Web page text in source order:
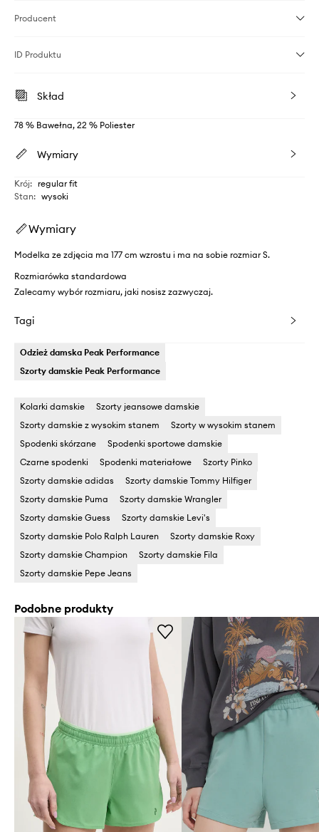
Producent
ID Produktu
Skład
78 % Bawełna, 22 % Poliester
Wymiary
Krój: regular fit
Stan: wysoki
Wymiary
Modelka ze zdjęcia ma 177 cm wzrostu i ma na sobie rozmiar S.
Rozmiarówka standardowa
Zalecamy wybór rozmiaru, jaki nosisz zazwyczaj.
Tagi
Odzież damska Peak Performance
Szorty damskie Peak Performance
Kolarki damskie
Szorty jeansowe damskie
Szorty damskie z wysokim stanem
Szorty w wysokim stanem
Spodenki skórzane
Spodenki sportowe damskie
Czarne spodenki
Spodenki materiałowe
Szorty Pinko
Szorty damskie adidas
Szorty damskie Tommy Hilfiger
Szorty damskie Puma
Szorty damskie Wrangler
Szorty damskie Guess
Szorty damskie Levi's
Szorty damskie Polo Ralph Lauren
Szorty damskie Roxy
Szorty damskie Champion
Szorty damskie Fila
Szorty damskie Pepe Jeans
Podobne produkty